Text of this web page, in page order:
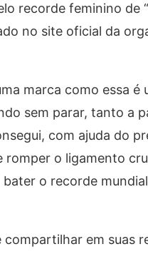
recorde feminino de
no site oficial da
marca como essa
sem parar, tanto a
com ajuda do
o ligamento
o recorde
em suas